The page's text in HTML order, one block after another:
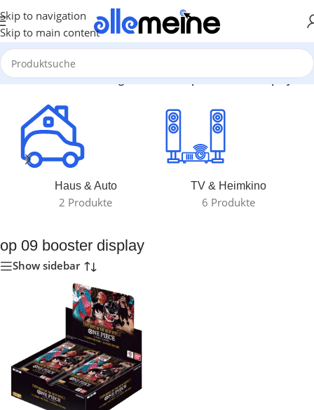
Skip to navigation
Skip to main content
Start/Produkte verschlagwortet mit „op 09 booster display“
Haus & Auto
2 Produkte
TV & Heimkino
6 Produkte
op 09 booster display
Show sidebar